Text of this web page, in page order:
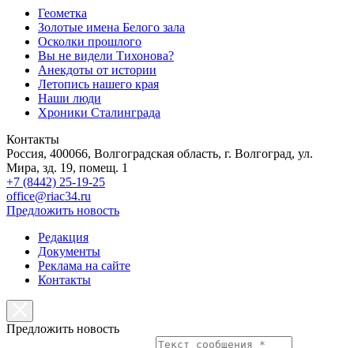
Геометка
Золотые имена Белого зала
Осколки прошлого
Вы не видели Тихонова?
Анекдоты от истории
Летопись нашего края
Наши люди
Хроники Сталинграда
Контакты
Россия, 400066, Волгоградская область, г. Волгоград, ул.
Мира, зд. 19, помещ. 1
+7 (8442) 25-19-25
office@riac34.ru
Предложить новость
Редакция
Документы
Реклама на сайте
Контакты
Предложить новость